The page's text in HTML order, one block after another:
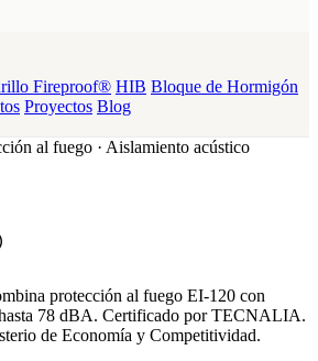
Fireproof® HIB Bloque de Hormigón
Proyectos Blog
al fuego · Aislamiento acústico
protección al fuego EI-120 con
78 dBA. Certificado por TECNALIA.
de Economía y Competitividad.